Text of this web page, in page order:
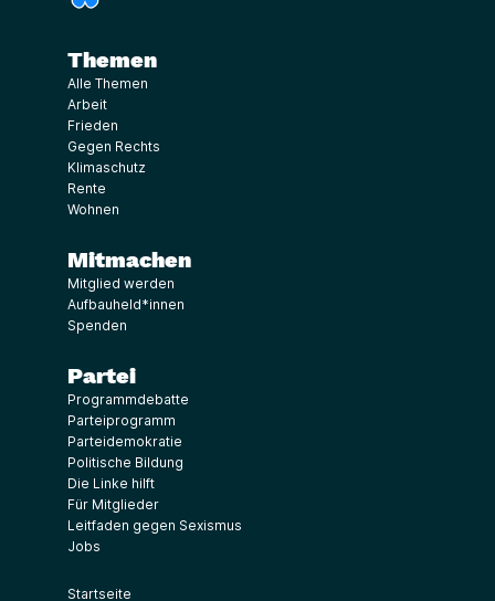
Themen
Alle Themen
Arbeit
Frieden
Gegen Rechts
Klimaschutz
Rente
Wohnen
Mitmachen
Mitglied werden
Aufbauheld*innen
Spenden
Partei
Programmdebatte
Parteiprogramm
Parteidemokratie
Politische Bildung
Die Linke hilft
Für Mitglieder
Leitfaden gegen Sexismus
Jobs
Startseite